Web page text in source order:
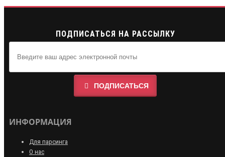
ПОДПИСАТЬСЯ НА РАССЫЛКУ
ПОДПИСАТЬСЯ
ИНФОРМАЦИЯ
Для парсинга
О нас